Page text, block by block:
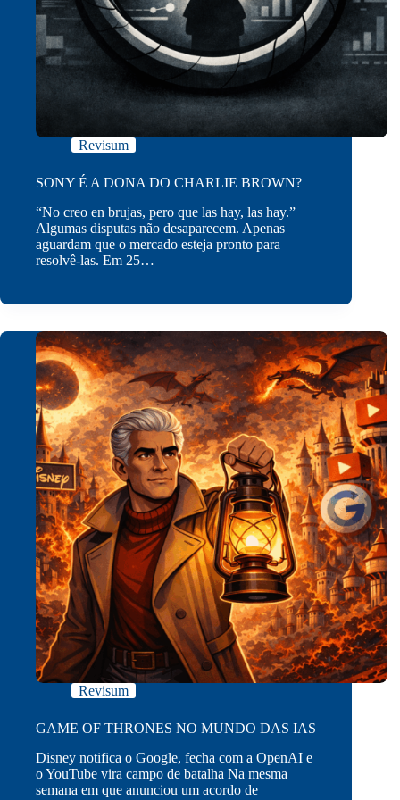
Revisum
SONY É A DONA DO CHARLIE BROWN?
“No creo en brujas, pero que las hay, las hay.”
Algumas disputas não desaparecem. Apenas
aguardam que o mercado esteja pronto para
resolvê-las. Em 25…
Revisum
GAME OF THRONES NO MUNDO DAS IAS
Disney notifica o Google, fecha com a OpenAI e
o YouTube vira campo de batalha Na mesma
semana em que anunciou um acordo de